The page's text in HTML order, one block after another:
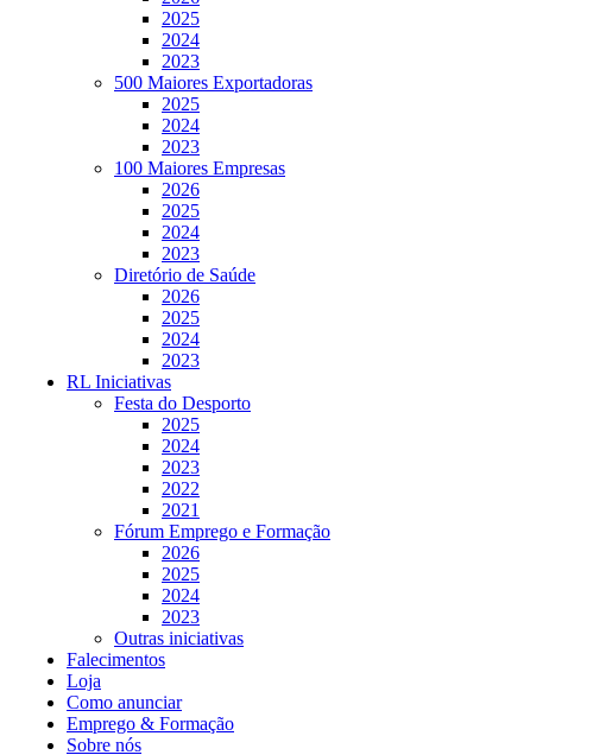
2025
2024
2023
500 Maiores Exportadoras
2025
2024
2023
100 Maiores Empresas
2026
2025
2024
2023
Diretório de Saúde
2026
2025
2024
2023
RL Iniciativas
Festa do Desporto
2025
2024
2023
2022
2021
Fórum Emprego e Formação
2026
2025
2024
2023
Outras iniciativas
Falecimentos
Loja
Como anunciar
Emprego & Formação
Sobre nós